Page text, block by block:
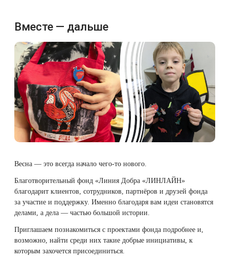
Вместе — дальше
Весна — это всегда начало чего-то нового.
Благотворительный фонд «Линия Добра «ЛИНЛАЙН»
благодарит клиентов, сотрудников, партнёров и друзей фонда
за участие и поддержку. Именно благодаря вам идеи становятся
делами, а дела — частью большой истории.
Приглашаем познакомиться с проектами фонда подробнее и,
возможно, найти среди них такие добрые инициативы, к
которым захочется присоединиться.